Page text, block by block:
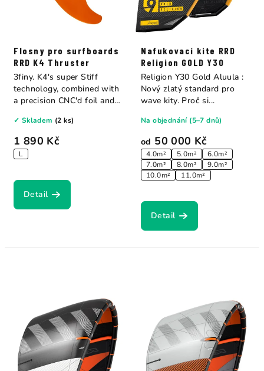
Flosny pro surfboards
RRD K4 Thruster
1 890 Kč
L
✓ Skladem (2 ks)
Detail
3finy. K4's super Stiff
technology, combined with
a precision CNC'd foil and
Nafukovací kite RRD
Religion GOLD Y30
od 50 000 Kč
4.0m² 5.0m²
6.0m²
7.0m²
8.0m²
9.0m²
10.0m²
11.0m²
Na objednání (5–7 dnů)
Detail
Religion Y30 Gold Aluula :
Nový zlatý standard pro
wave kity. Proč si...